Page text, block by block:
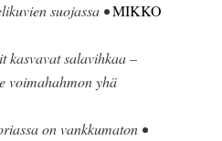
suojassa •MIKKO
kasvavat salavihkaa –
voimahahmon yhä
on vankkumaton •